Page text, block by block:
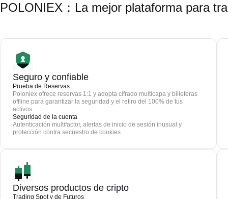
POLONIEX：La mejor plataforma para
Seguro y confiable
Prueba de Reservas
Poloniex ofrece reservas 1:1 y adopta cifrado multicapa y billeteras
offline para garantizar la seguridad y el retiro del 100% de tus
activos.
Seguridad de la cuenta
Autenticación multifactor, alertas de inicio de sesión inusual y
protección contra secuestro de cookies
Diversos productos de cripto
Trading Spot y de Futuros